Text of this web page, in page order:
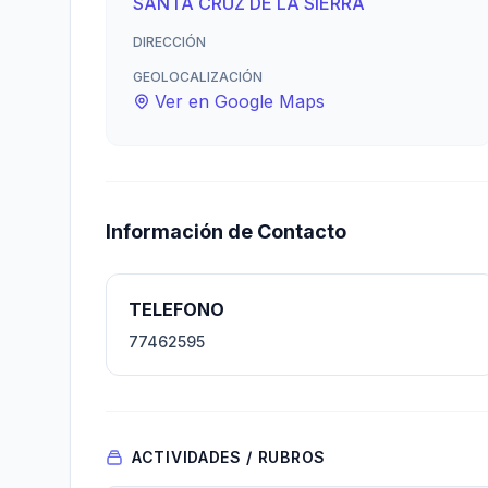
DIRECCIÓN
GEOLOCALIZACIÓN
Ver en Google Maps
Información de Contacto
TELEFONO
77462595
ACTIVIDADES / RUBROS